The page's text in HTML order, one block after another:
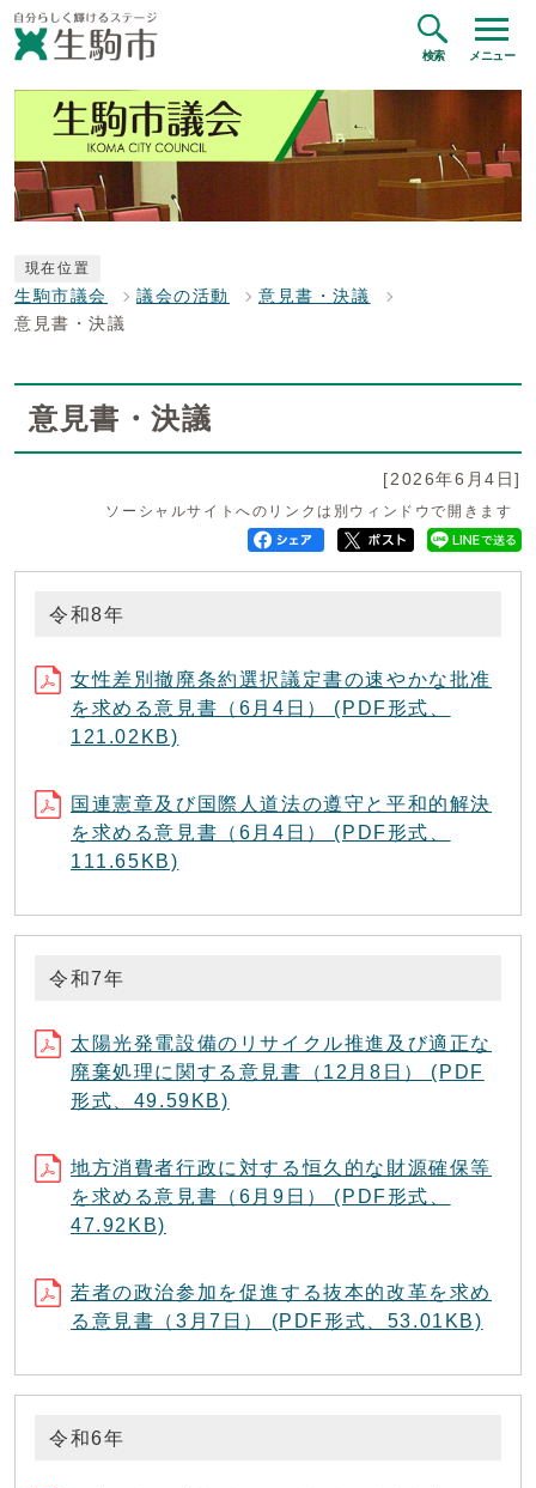
検索 メニュー
現在位置
生駒市議会 議会の活動
意見書・決議
意見書・決議
意見書・決議
[2026年6月4日]
ソーシャルサイトへのリンクは別ウィンドウで開きます
令和8年
女性差別撤廃条約選択議定書の速やかな批准
を求める意見書（6月4日） (PDF形式、
121.02KB)
国連憲章及び国際人道法の遵守と平和的解決
を求める意見書（6月4日） (PDF形式、
111.65KB)
令和7年
太陽光発電設備のリサイクル推進及び適正な
廃棄処理に関する意見書（12月8日） (PDF
形式、49.59KB)
地方消費者行政に対する恒久的な財源確保等
を求める意見書（6月9日） (PDF形式、
47.92KB)
若者の政治参加を促進する抜本的改革を求め
る意見書（3月7日） (PDF形式、53.01KB)
令和6年